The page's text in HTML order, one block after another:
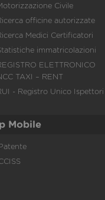
Civile
officine autorizzate
Medici Certificatori
immatricolazioni
ELETTRONICO
TAXI – RENT
- Registro Unico Ispettori
Mobile